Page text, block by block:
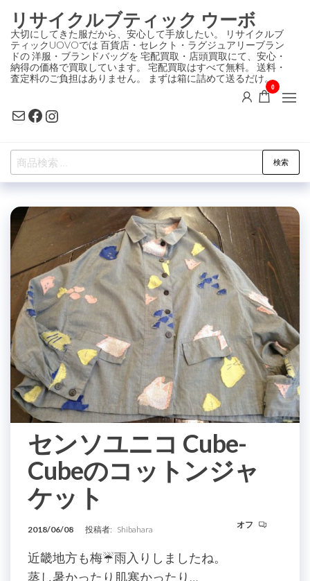
ン
テ
ン
ツ
プ
リサイクルブティック ウーボ
大切にしてきた服だから、安心して手放したい。 リサイクルブ
ティックUOVOでは 百貨店・セレクト・ラグジュアリーブラン
ドの 洋服・ブランドバッグを 宅配買取・店頭買取にて、安心・
納得の価格で買取しています。 宅配買取はすべて無料。 送料・
査定料のご負担はありません。 まずは箱に詰めて送るだけ。
MailFacebook
Instagram
0
検
索
象:
検索
センソユニコ Cube-
Cubeのコットンジャ
ケット
2018/06/08 投稿者: Shibahara オフ
近畿地方も梅☔️雨入りしましたね。
蒸し暑かったり肌寒かったり…